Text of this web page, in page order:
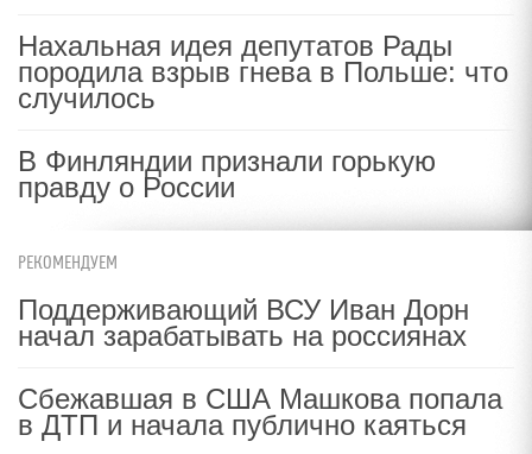
Нахальная идея депутатов Рады
породила взрыв гнева в Польше: что
случилось
В Финляндии признали горькую
правду о России
РЕКОМЕНДУЕМ
Поддерживающий ВСУ Иван Дорн
начал зарабатывать на россиянах
Сбежавшая в США Машкова попала
в ДТП и начала публично каяться